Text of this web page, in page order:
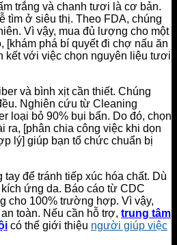
trắng và chanh tươi là cơ bản.
tìm ở siêu thị. Theo FDA, chúng
Vì vậy, mua đủ lượng cho một
[khám phá bí quyết đi chợ nấu ăn
kết với việc chọn nguyên liệu tươi
và bình xịt cần thiết. Chúng
Nghiên cứu từ Cleaning
loại bỏ 90% bụi bẩn. Do đó, chọn
ra, [phân chia công việc khi dọn
lý] giúp bạn tổ chức chuẩn bị
để tránh tiếp xúc hóa chất. Dù
ứng da. Báo cáo từ CDC
cho 100% trường hợp. Vì vậy,
toàn. Nếu cần hỗ trợ, trung tâm
có thể giới thiệu người giúp việc